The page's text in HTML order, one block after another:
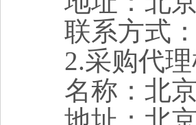
联系方式
2.采购代
名称：北